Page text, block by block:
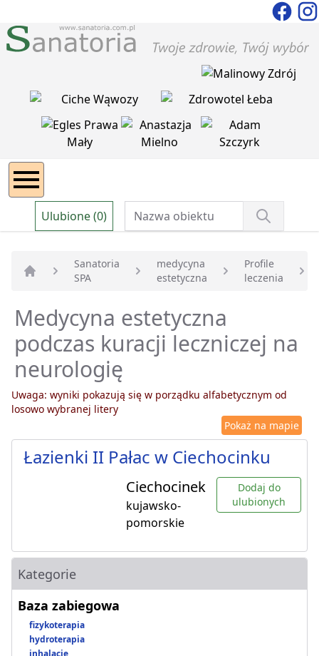
Ulubione (0)
Strona główna
Sanatoria
SPA
medycyna
estetyczna
Profile
leczenia
Medycyna estetyczna
podczas kuracji leczniczej na
neurologię
Uwaga: wyniki pokazują się w porządku alfabetycznym od
losowo wybranej litery
Pokaż na mapie
Łazienki II Pałac w Ciechocinku
Ciechocinek
kujawsko-
pomorskie
Dodaj do
ulubionych
Kategorie
Baza zabiegowa
fizykoterapia
hydroterapia